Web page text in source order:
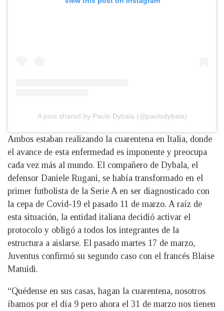
A post shared by Paulo Dybala (@paulodybala)
Ambos estaban realizando la cuarentena en Italia, donde
el avance de esta enfermedad es imponente y preocupa
cada vez más al mundo. El compañero de Dybala, el
defensor Daniele Rugani, se había transformado en el
primer futbolista de la Serie A en ser diagnosticado con
la cepa de Covid-19 el pasado 11 de marzo. A raíz de
esta situación, la entidad italiana decidió activar el
protocolo y obligó a todos los integrantes de la
estructura a aislarse. El pasado martes 17 de marzo,
Juventus confirmó su segundo caso con el francés Blaise
Matuidi.
“Quédense en sus casas, hagan la cuarentena, nosotros
íbamos por el día 9 pero ahora el 31 de marzo nos tienen